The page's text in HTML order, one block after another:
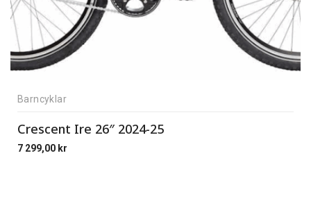
Barncyklar
Crescent Ire 26″ 2024-25
7 299,00 kr